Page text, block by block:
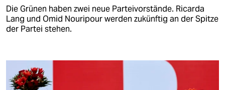
Die Grünen haben zwei neue Parteivorstände. Ricarda
Lang und Omid Nouripour werden zukünftig an der Spitze
der Partei stehen.